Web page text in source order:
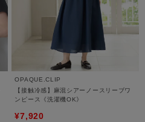
OPAQUE.CLIP
【接触冷感】麻混シアーノースリーブワ
ンピース《洗濯機OK》
¥7,920